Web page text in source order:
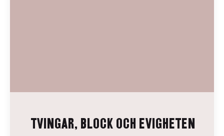
TVINGAR, BLOCK OCH EVIGHETEN